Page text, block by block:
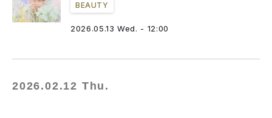
BEAUTY
2026.05.13 Wed. - 12:00
2026.02.12 Thu.